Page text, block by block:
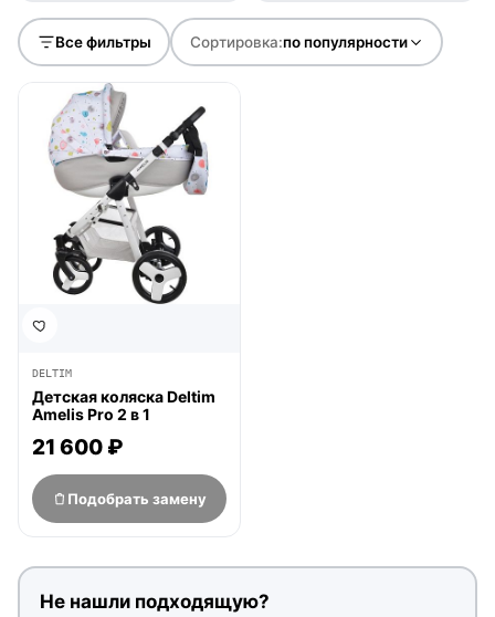
Все фильтры Сортировка:по популярности
нет в продаже
DELTIM
Детская коляска Deltim
Amelis Pro 2 в 1
21 600 ₽
Подобрать замену
Не нашли подходящую?